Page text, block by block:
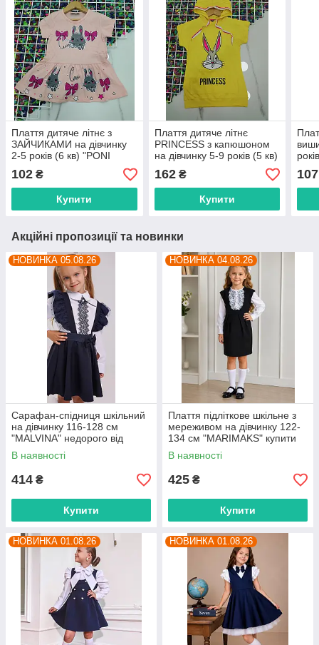
Плаття дитяче літнє з
ЗАЙЧИКАМИ на дівчинку
2-5 років (6 кв) "PONI
KIDS"купити недорого від
прямого постачальника
102 ₴
Купити
Плаття дитяче літнє
PRINCESS з капюшоном
на дівчинку 5-9 років (5 кв)
"PONI KIDS" купити гуртом
в Одесі на 7км
162₴
Купити
км
107
Акційні пропозиції та новинки
НОВИНКА 05.08.26
Сарафан-спідниця шкільний
на дівчинку 116-128 см
"MALVINA" недорого від
прямого постачальника
В наявності
414 ₴
Купити
НОВИНКА 04.08.26
Плаття підліткове шкільне з
мереживом на дівчинку 122-
134 см "MARIMAKS" купити
гуртом в Одесі на 7км
В наявності
425 ₴
Купити
НОВИНКА 01.08.26 НОВИНКА 01.08.26